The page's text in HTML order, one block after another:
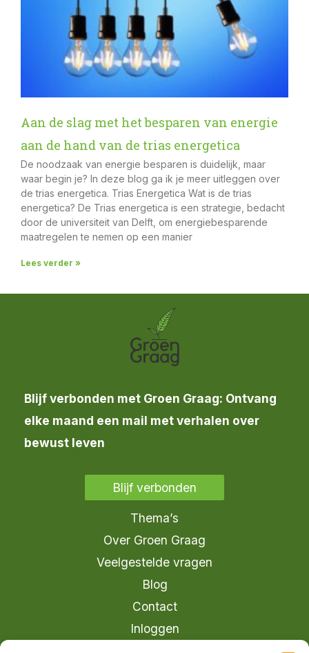
Aan de slag met het besparen van energie
aan de hand van de trias energetica
De noodzaak van energie besparen is duidelijk, maar
waar begin je? In deze blog ga ik je meer uitleggen over
de trias energetica. Trias Energetica Wat is de trias
energetica? De Trias energetica is een strategie, bedacht
door de universiteit van Delft, om energiebesparende
maatregelen te nemen op een manier
Lees verder »
Blijf verbonden met Groen Graag: Ontvang
elke maand een mail met verhalen over
bewust leven
Blijf verbonden
Thema’s
Over Groen Graag
Veelgestelde vragen
Blog
Contact
Inloggen